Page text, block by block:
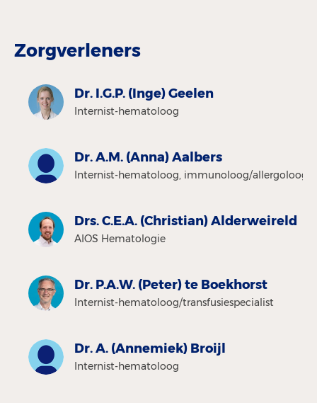
Zorgverleners
Dr. I.G.P. (Inge) Geelen
Internist-hematoloog
Dr. A.M. (Anna) Aalbers
Internist-hematoloog, immunoloog/allergoloog
Drs. C.E.A. (Christian) Alderweireld
AIOS Hematologie
Dr. P.A.W. (Peter) te Boekhorst
Internist-hematoloog/transfusiespecialist
Dr. A. (Annemiek) Broijl
Internist-hematoloog